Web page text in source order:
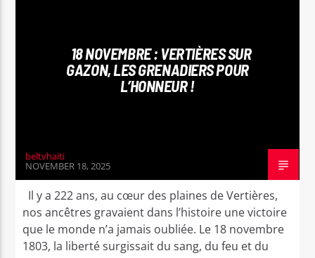
18 NOVEMBRE : VERTIÈRES SUR
GAZON, LES GRENADIERS POUR
L’HONNEUR !
beltvhaiti
NOVEMBER 18, 2025
Il y a 222 ans, au cœur des plaines de Vertières,
nos ancêtres gravaient dans l’histoire une victoire
que le monde n’a jamais oubliée. Le 18 novembre
1803, la liberté surgissait du sang, du feu et du